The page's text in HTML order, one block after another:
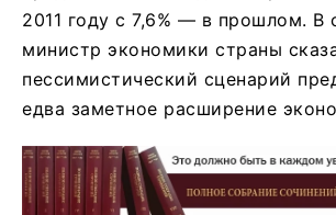
2011 году с 7,6% — в прошлом. В
министр экономики страны
пессимистический сценарий
едва заметное расширение